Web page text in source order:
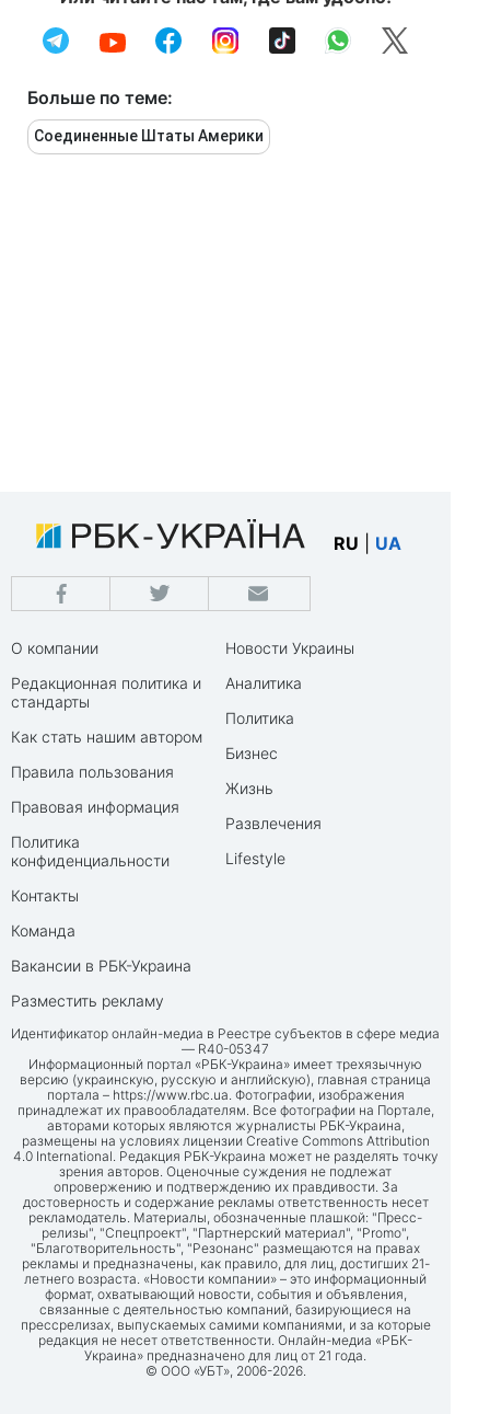
Больше по теме:
Соединенные Штаты Америки
RU UA
О компании
Редакционная политика и
стандарты
Как стать нашим автором
Правила пользования
Правовая информация
Политика
конфиденциальности
Контакты
Команда
Вакансии в РБК-Украина
Разместить рекламу
Новости Украины
Аналитика
Политика
Бизнес
Жизнь
Развлечения
Lifestyle
Идентификатор онлайн-медиа в Реестре субъектов в сфере медиа
— R40-05347
Информационный портал «РБК-Украина» имеет трехязычную
версию (украинскую, русскую и английскую), главная страница
портала – https://www.rbc.ua. Фотографии, изображения
принадлежат их правообладателям. Все фотографии на Портале,
авторами которых являются журналисты РБК-Украина,
размещены на условиях лицензии Creative Commons Attribution
4.0 International. Редакция РБК-Украина может не разделять точку
зрения авторов. Оценочные суждения не подлежат
опровержению и подтверждению их правдивости. За
достоверность и содержание рекламы ответственность несет
рекламодатель. Материалы, обозначенные плашкой: "Пресс-
релизы", "Спецпроект", "Партнерский материал", "Promo",
"Благотворительность", "Резонанс" размещаются на правах
рекламы и предназначены, как правило, для лиц, достигших 21-
летнего возраста. «Новости компании» – это информационный
формат, охватывающий новости, события и объявления,
связанные с деятельностью компаний, базирующиеся на
прессрелизах, выпускаемых самими компаниями, и за которые
редакция не несет ответственности. Онлайн-медиа «РБК-
Украина» предназначено для лиц от 21 года.
© ООО «УБТ», 2006-2026.